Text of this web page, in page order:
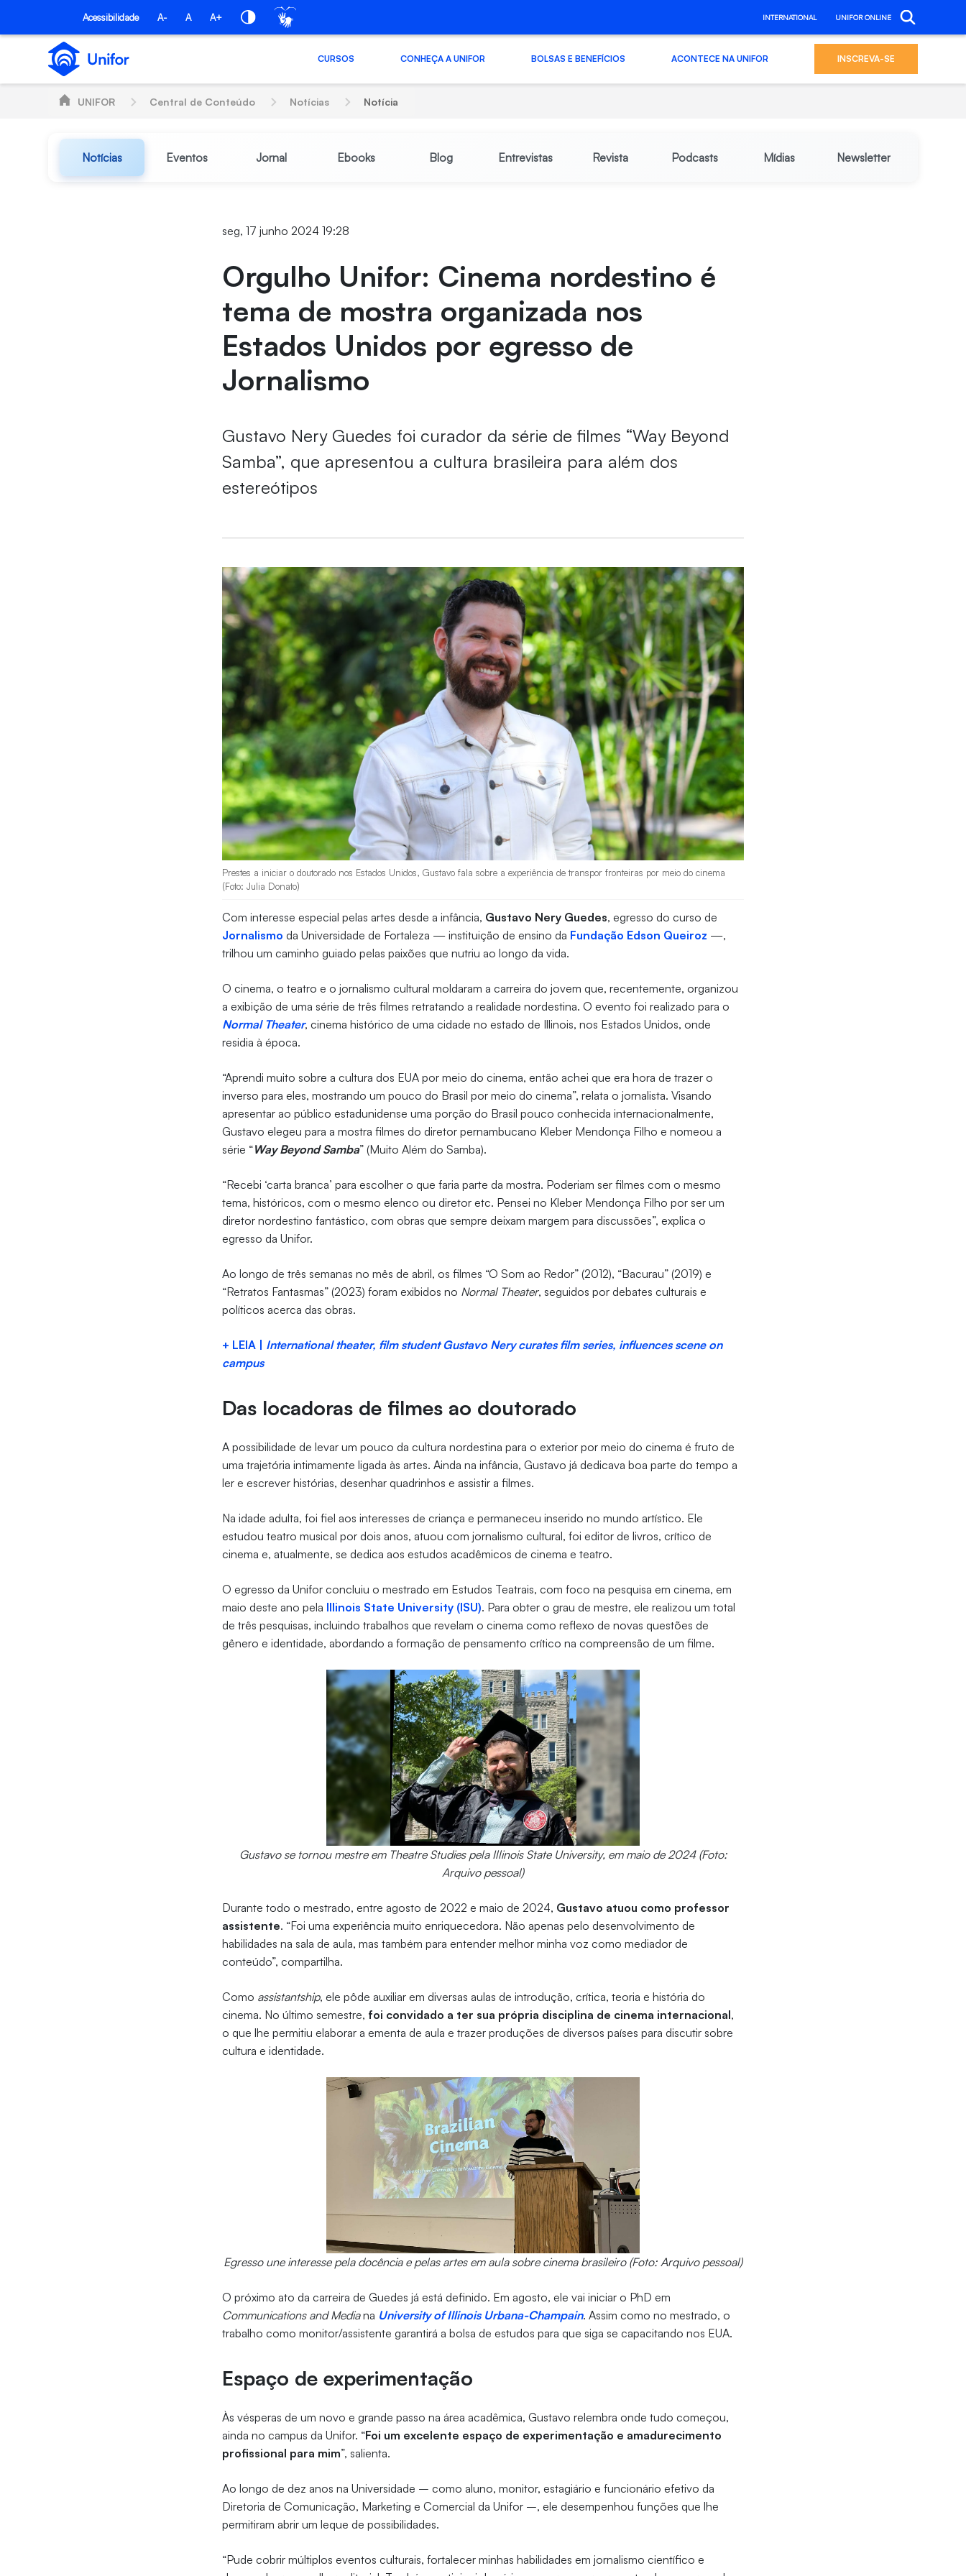
Pular para o Conteúdo principal
Acessibilidade A- A A+ INTERNATIONAL UNIFOR ONLINE
CURSOS CONHEÇA A UNIFOR BOLSAS E BENEFÍCIOS ACONTECE NA UNIFOR INSCREVA-SE
UNIFOR Central de Conteúdo Notícias Notícia
Notícias Eventos Jornal Ebooks Blog Entrevistas Revista Podcasts Mídias Newsletter
seg, 17 junho 2024 19:28
Orgulho Unifor: Cinema nordestino é
tema de mostra organizada nos
Estados Unidos por egresso de
Jornalismo
Gustavo Nery Guedes foi curador da série de filmes “Way Beyond
Samba”, que apresentou a cultura brasileira para além dos
estereótipos
Prestes a iniciar o doutorado nos Estados Unidos, Gustavo fala sobre a experiência de transpor fronteiras por meio do cinema
(Foto: Julia Donato)
Com interesse especial pelas artes desde a infância, Gustavo Nery Guedes, egresso do curso de
Jornalismo da Universidade de Fortaleza — instituição de ensino da Fundação Edson Queiroz —,
trilhou um caminho guiado pelas paixões que nutriu ao longo da vida.
O cinema, o teatro e o jornalismo cultural moldaram a carreira do jovem que, recentemente, organizou
a exibição de uma série de três filmes retratando a realidade nordestina. O evento foi realizado para o
Normal Theater, cinema histórico de uma cidade no estado de Illinois, nos Estados Unidos, onde
residia à época.
“Aprendi muito sobre a cultura dos EUA por meio do cinema, então achei que era hora de trazer o
inverso para eles, mostrando um pouco do Brasil por meio do cinema”, relata o jornalista. Visando
apresentar ao público estadunidense uma porção do Brasil pouco conhecida internacionalmente,
Gustavo elegeu para a mostra filmes do diretor pernambucano Kleber Mendonça Filho e nomeou a
série “Way Beyond Samba” (Muito Além do Samba).
“Recebi ‘carta branca’ para escolher o que faria parte da mostra. Poderiam ser filmes com o mesmo
tema, históricos, com o mesmo elenco ou diretor etc. Pensei no Kleber Mendonça Filho por ser um
diretor nordestino fantástico, com obras que sempre deixam margem para discussões”, explica o
egresso da Unifor.
Ao longo de três semanas no mês de abril, os filmes “O Som ao Redor” (2012), “Bacurau” (2019) e
“Retratos Fantasmas” (2023) foram exibidos no Normal Theater, seguidos por debates culturais e
políticos acerca das obras.
+ LEIA | International theater, film student Gustavo Nery curates film series, influences scene on
campus
Das locadoras de filmes ao doutorado
A possibilidade de levar um pouco da cultura nordestina para o exterior por meio do cinema é fruto de
uma trajetória intimamente ligada às artes. Ainda na infância, Gustavo já dedicava boa parte do tempo a
ler e escrever histórias, desenhar quadrinhos e assistir a filmes.
Na idade adulta, foi fiel aos interesses de criança e permaneceu inserido no mundo artístico. Ele
estudou teatro musical por dois anos, atuou com jornalismo cultural, foi editor de livros, crítico de
cinema e, atualmente, se dedica aos estudos acadêmicos de cinema e teatro.
O egresso da Unifor concluiu o mestrado em Estudos Teatrais, com foco na pesquisa em cinema, em
maio deste ano pela Illinois State University (ISU). Para obter o grau de mestre, ele realizou um total
de três pesquisas, incluindo trabalhos que revelam o cinema como reflexo de novas questões de
gênero e identidade, abordando a formação de pensamento crítico na compreensão de um filme.
Gustavo se tornou mestre em Theatre Studies pela Illinois State University, em maio de 2024 (Foto:
Arquivo pessoal)
Durante todo o mestrado, entre agosto de 2022 e maio de 2024, Gustavo atuou como professor
assistente. “Foi uma experiência muito enriquecedora. Não apenas pelo desenvolvimento de
habilidades na sala de aula, mas também para entender melhor minha voz como mediador de
conteúdo”, compartilha.
Como assistantship, ele pôde auxiliar em diversas aulas de introdução, crítica, teoria e história do
cinema. No último semestre, foi convidado a ter sua própria disciplina de cinema internacional,
o que lhe permitiu elaborar a ementa de aula e trazer produções de diversos países para discutir sobre
cultura e identidade.
Egresso une interesse pela docência e pelas artes em aula sobre cinema brasileiro (Foto: Arquivo pessoal)
O próximo ato da carreira de Guedes já está definido. Em agosto, ele vai iniciar o PhD em
Communications and Mediana University of Illinois Urbana-Champain. Assim como no mestrado, o
trabalho como monitor/assistente garantirá a bolsa de estudos para que siga se capacitando nos EUA.
Espaço de experimentação
Às vésperas de um novo e grande passo na área acadêmica, Gustavo relembra onde tudo começou,
ainda no campus da Unifor. “Foi um excelente espaço de experimentação e amadurecimento
profissional para mim”, salienta.
Ao longo de dez anos na Universidade – como aluno, monitor, estagiário e funcionário efetivo da
Diretoria de Comunicação, Marketing e Comercial da Unifor –, ele desempenhou funções que lhe
permitiram abrir um leque de possibilidades.
“Pude cobrir múltiplos eventos culturais, fortalecer minhas habilidades em jornalismo científico e